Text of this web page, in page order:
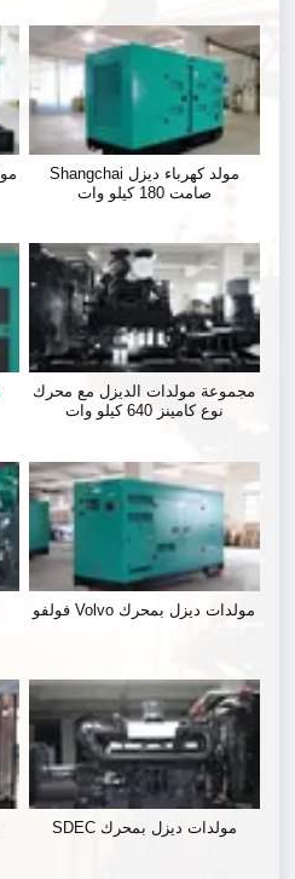
مولد كهرباء ديزل Shangchai
صامت 180 كيلو وات
مجموعة مولدات الديزل مع محرك
نوع كامينز 640 كيلو وات
مولدات ديزل بمحرك Volvo فولفو
مولدات ديزل بمحرك SDEC